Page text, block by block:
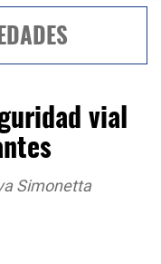
vial
Simonetta